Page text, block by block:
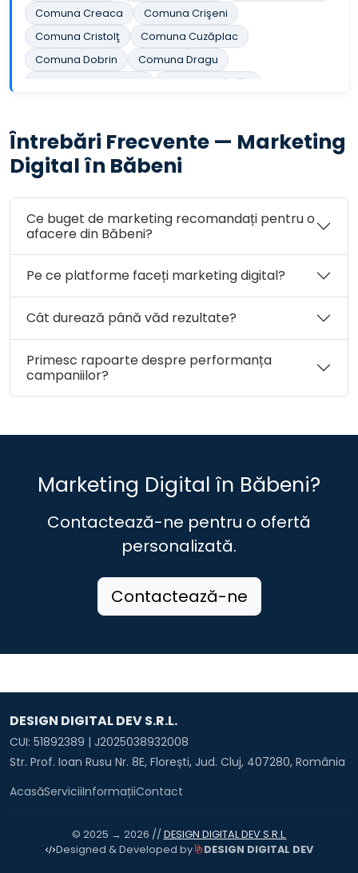
Comuna Creaca
Comuna Crişeni
Comuna Cristolţ
Comuna Cuzăplac
Comuna Dobrin
Comuna Dragu
Comuna Gâlgău
Comuna Horoatu Crasnei
Comuna Ileanda
Comuna Ip
Orașul Jibou
Comuna Lozna
Comuna Măerişte
Comuna Marca
Comuna Meseşenii de Jos
Comuna Nuşfalău
Comuna Pericei
Comuna Românaşi
Comuna Rus
Comuna Sălăţig
Comuna Şamşud
Comuna Sânmihaiu Almaşului
Comuna Şărmăşag
Comuna Şimişna
Comuna Zimbor
Întrebări Frecvente — Marketing
Digital în Băbeni
Ce buget de marketing recomandați pentru o
afacere din Băbeni?
Pe ce platforme faceți marketing digital?
Cât durează până văd rezultate?
Primesc rapoarte despre performanța
campaniilor?
Marketing Digital în Băbeni?
Contactează-ne pentru o ofertă
personalizată.
Contactează-ne
DESIGN DIGITAL DEV S.R.L.
CUI: 51892389 | J2025038932008
Str. Prof. Ioan Rusu Nr. 8E, Florești, Jud. Cluj, 407280, România
AcasăServiciiInformațiiContact
© 2025 → 2026 // DESIGN DIGITAL DEV S.R.L.
Designed & Developed by
DESIGN DIGITAL DEV